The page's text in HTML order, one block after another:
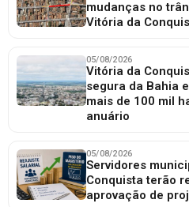
mudanças no
Vitória da
05/08/2026
Vitória da
segura da Bahia
mais de 100 mil
anuário
05/08/2026
Servidores
Conquista terão
aprovação de